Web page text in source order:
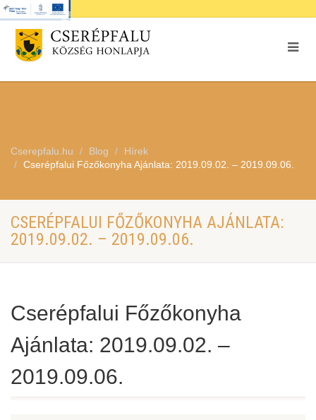
Cserepfalu.hu Blog
Hírek
Cserépfalui Főzőkonyha Ajánlata: 2019.09.02. – 2019.09.06.
CSERÉPFALUI FŐZŐKONYHA AJÁNLATA:
2019.09.02. – 2019.09.06.
Cserépfalui Főzőkonyha
Ajánlata: 2019.09.02. –
2019.09.06.